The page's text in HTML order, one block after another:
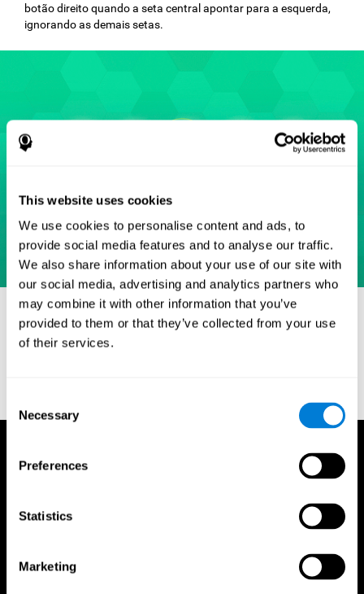
This website uses cookies
We use cookies to personalise content and ads, to
provide social media features and to analyse our traffic.
We also share information about your use of our site with
our social media, advertising and analytics partners who
may combine it with other information that you’ve
provided to them or that they’ve collected from your use
of their services.
Selection
Necessary
Preferences
Statistics
Marketing
botão direito quando a seta central apontar para a esquerda,
ignorando as demais setas.
Referências
Eriksen, B. A.; Eriksen, C. W. (1974). "Effects of noise letters upon
identification of a target letter in a non- search task". Perception